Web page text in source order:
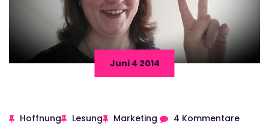
Juni 4 2014
Hoffnung Lesung Marketing 4 Kommentare